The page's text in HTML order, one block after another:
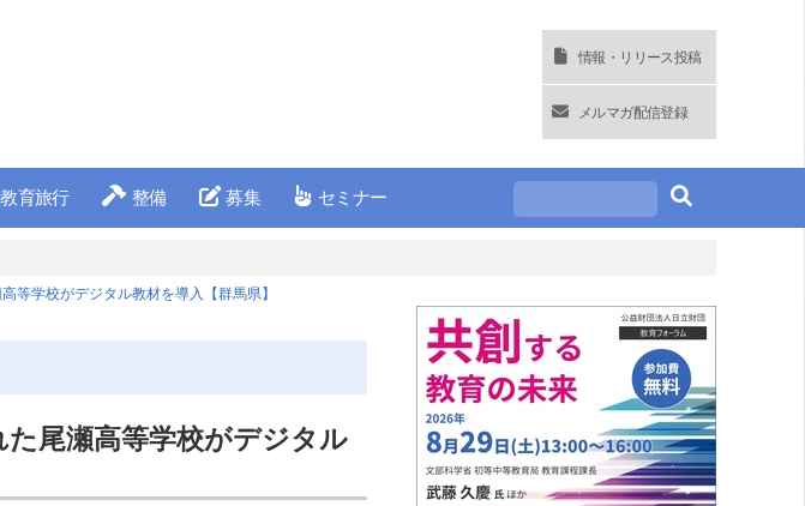
情報・リリース投稿
メルマガ配信登録
教育旅行 整備 募集 セミナー
等学校がデジタル教材を導入【群馬県】
尾瀬高等学校がデジタル